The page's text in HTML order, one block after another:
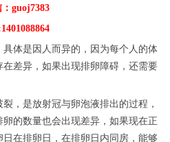
guoj7383
体是因人而异的，因为每个人的体
差异，如果出现排卵障碍，还需要
，是放射冠与卵泡液排出的过程，
的数量也会出现差异，如果现在正
在排卵日，在排卵日内同房，能够